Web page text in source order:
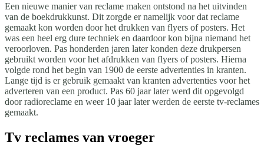
Een nieuwe manier van reclame maken ontstond na het uitvinden
van de boekdrukkunst. Dit zorgde er namelijk voor dat reclame
gemaakt kon worden door het drukken van flyers of posters. Het
was een heel erg dure techniek en daardoor kon bijna niemand het
veroorloven. Pas honderden jaren later konden deze drukpersen
gebruikt worden voor het afdrukken van flyers of posters. Hierna
volgde rond het begin van 1900 de eerste advertenties in kranten.
Lange tijd is er gebruik gemaakt van kranten advertenties voor het
adverteren van een product. Pas 60 jaar later werd dit opgevolgd
door radioreclame en weer 10 jaar later werden de eerste tv-reclames
gemaakt.
Tv reclames van vroeger